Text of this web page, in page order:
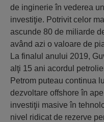
de inginerie în vederea
investiţie. Potrivit celor
ascunde 80 de miliarde
având azi o valoare de
La finalul anului 2019,
alţi 15 ani acordul
Petrom puteau continua
dezvoltare offshore în
investiţii masive în
nivel ridicat de rezerve